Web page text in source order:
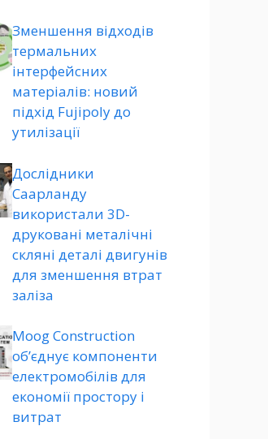
Зменшення відходів
термальних
інтерфейсних
матеріалів: новий
підхід Fujipoly до
утилізації
Дослідники
Саарланду
використали 3D-
друковані металічні
скляні деталі двигунів
для зменшення втрат
заліза
Moog Construction
об’єднує компоненти
електромобілів для
економії простору і
витрат